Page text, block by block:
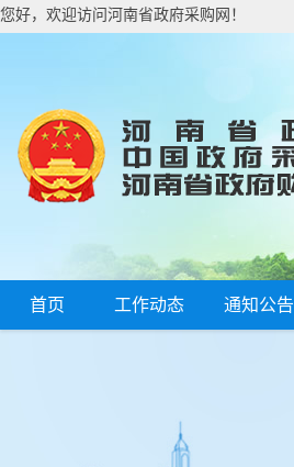
您好，欢迎访问河南省政府采购网！
首页 工作动态 通知公告